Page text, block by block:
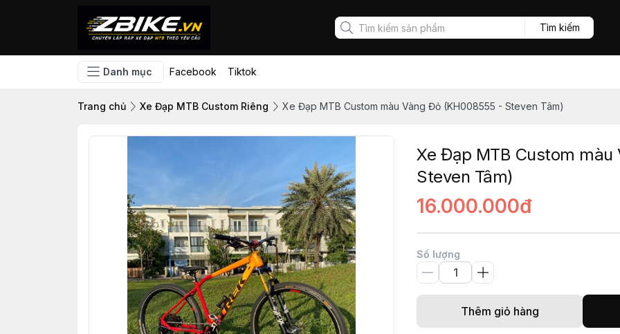
Tìm kiếm
Danh mục Facebook Tiktok
Trang chủ Xe Đạp MTB Custom Riêng Xe Đạp MTB Custom màu Vàng Đỏ (KH008555 - Steven Tâm)
Xe Đạp MTB Custom
Steven Tâm)
16.000.000đ
Số lượng
Thêm giỏ hàng